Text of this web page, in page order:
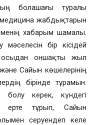
болашағы туралы
жабдықтарын
менің хабарым шамалы.
бір кісідей
осыдан оншақты жыл
Сайын көшелерінің
бірінде тұрамын.
болу керек, күндегі
ерте тұрып, Сайын
серуендеп келе